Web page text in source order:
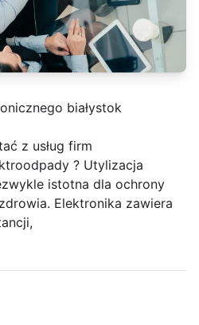
białystok
z usług firm
? Utylizacja
istotna dla ochrony
Elektronika zawiera